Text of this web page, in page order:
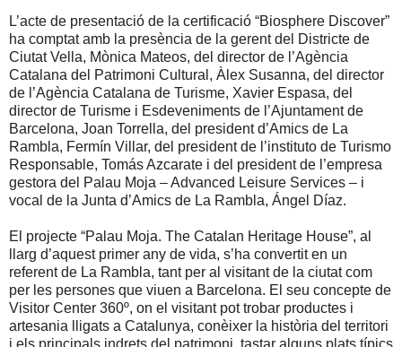
L’acte de presentació de la certificació “Biosphere Discover”
ha comptat amb la presència de la gerent del Districte de
Ciutat Vella, Mònica Mateos, del director de l’Agència
Catalana del Patrimoni Cultural, Àlex Susanna, del director
de l’Agència Catalana de Turisme, Xavier Espasa, del
director de Turisme i Esdeveniments de l’Ajuntament de
Barcelona, Joan Torrella, del president d’Amics de La
Rambla, Fermín Villar, del president de l’instituto de Turismo
Responsable, Tomás Azcarate i del president de l’empresa
gestora del Palau Moja – Advanced Leisure Services – i
vocal de la Junta d’Amics de La Rambla, Ángel Díaz.
El projecte “Palau Moja. The Catalan Heritage House”, al
llarg d’aquest primer any de vida, s’ha convertit en un
referent de La Rambla, tant per al visitant de la ciutat com
per les persones que viuen a Barcelona. El seu concepte de
Visitor Center 360º, on el visitant pot trobar productes i
artesania lligats a Catalunya, conèixer la història del territori